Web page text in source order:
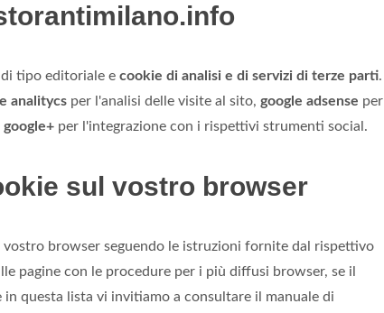
di tipo editoriale e cookie di analisi e di servizi di terze parti.
analitycs per l'analisi delle visite al sito, google adsense per
google+ per l'integrazione con i rispettivi strumenti social.
sul vostro browser
browser seguendo le istruzioni fornite dal rispettivo
pagine con le procedure per i più diffusi browser, se il
questa lista vi invitiamo a consultare il manuale di